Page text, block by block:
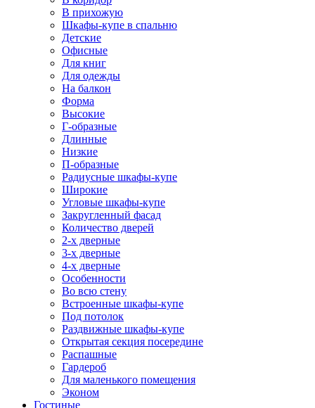
В прихожую
Шкафы-купе в спальню
Детские
Офисные
Для книг
Для одежды
На балкон
Форма
Высокие
Г-образные
Длинные
Низкие
П-образные
Радиусные шкафы-купе
Широкие
Угловые шкафы-купе
Закругленный фасад
Количество дверей
2-х дверные
3-х дверные
4-х дверные
Особенности
Во всю стену
Встроенные шкафы-купе
Под потолок
Раздвижные шкафы-купе
Открытая секция посередине
Распашные
Гардероб
Для маленького помещения
Эконом
Гостиные